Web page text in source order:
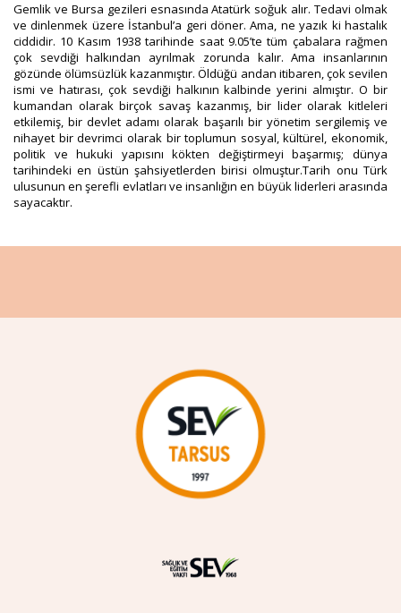
Gemlik ve Bursa gezileri esnasında Atatürk soğuk alır. Tedavi olmak
ve dinlenmek üzere İstanbul’a geri döner. Ama, ne yazık ki hastalık
ciddidir. 10 Kasım 1938 tarihinde saat 9.05’te tüm çabalara rağmen
çok sevdiği halkından ayrılmak zorunda kalır. Ama insanlarının
gözünde ölümsüzlük kazanmıştır. Öldüğü andan itibaren, çok sevilen
ismi ve hatırası, çok sevdiği halkının kalbinde yerini almıştır. O bir
kumandan olarak birçok savaş kazanmış, bir lider olarak kitleleri
etkilemiş, bir devlet adamı olarak başarılı bir yönetim sergilemiş ve
nihayet bir devrimci olarak bir toplumun sosyal, kültürel, ekonomik,
politik ve hukuki yapısını kökten değiştirmeyi başarmış; dünya
tarihindeki en üstün şahsiyetlerden birisi olmuştur.Tarih onu Türk
ulusunun en şerefli evlatları ve insanlığın en büyük liderleri arasında
sayacaktır.